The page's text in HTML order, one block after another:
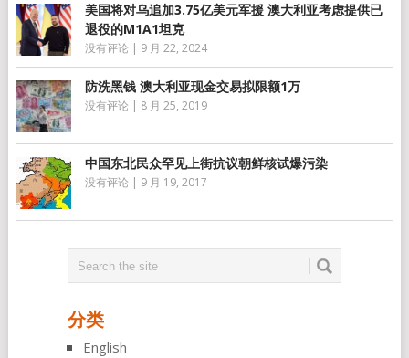
美国将对乌追加3.75亿美元军援 澳大利亚考虑提供已
退役的M1A1坦克
没有评论 | 9 月 22, 2024
防洗黑钱 澳大利亚现金交易拟限额1万
没有评论 | 8 月 25, 2019
中国东北民众罕见上街抗议朝鲜核试爆污染
没有评论 | 9 月 19, 2017
分类
English